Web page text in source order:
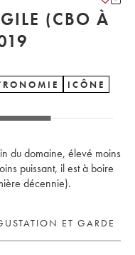
(CBO À
ICÔNE
du domaine, élevé moins
puissant, il est à boire
décennie).
ET GARDE